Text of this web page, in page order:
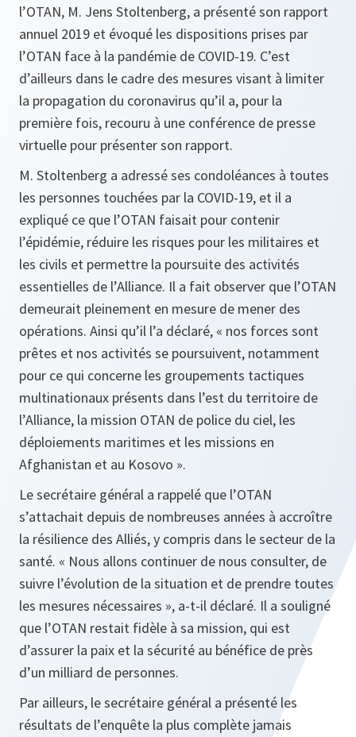
l’OTAN, M. Jens Stoltenberg, a présenté son rapport
annuel 2019 et évoqué les dispositions prises par
l’OTAN face à la pandémie de COVID-19. C’est
d’ailleurs dans le cadre des mesures visant à limiter
la propagation du coronavirus qu’il a, pour la
première fois, recouru à une conférence de presse
virtuelle pour présenter son rapport.
M. Stoltenberg a adressé ses condoléances à toutes
les personnes touchées par la COVID-19, et il a
expliqué ce que l’OTAN faisait pour contenir
l’épidémie, réduire les risques pour les militaires et
les civils et permettre la poursuite des activités
essentielles de l’Alliance. Il a fait observer que l’OTAN
demeurait pleinement en mesure de mener des
opérations. Ainsi qu’il l’a déclaré, « nos forces sont
prêtes et nos activités se poursuivent, notamment
pour ce qui concerne les groupements tactiques
multinationaux présents dans l’est du territoire de
l’Alliance, la mission OTAN de police du ciel, les
déploiements maritimes et les missions en
Afghanistan et au Kosovo ».
Le secrétaire général a rappelé que l’OTAN
s’attachait depuis de nombreuses années à accroître
la résilience des Alliés, y compris dans le secteur de la
santé. « Nous allons continuer de nous consulter, de
suivre l’évolution de la situation et de prendre toutes
les mesures nécessaires », a-t-il déclaré. Il a souligné
que l’OTAN restait fidèle à sa mission, qui est
d’assurer la paix et la sécurité au bénéfice de près
d’un milliard de personnes.
Par ailleurs, le secrétaire général a présenté les
résultats de l’enquête la plus complète jamais